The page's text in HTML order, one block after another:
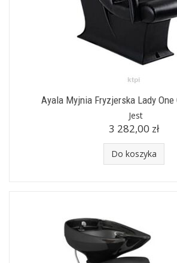
Ayala Myjnia Fryzjerska Lady One
Jest
3 282,00 zł
Do koszyka